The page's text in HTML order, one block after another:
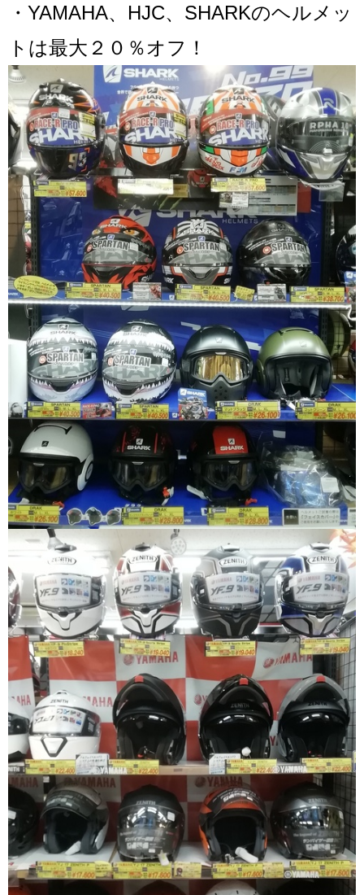
・YAMAHA、HJC、SHARKのヘルメッ
トは最大２０％オフ！